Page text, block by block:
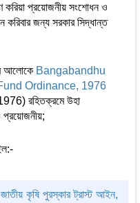
করিয়া প্রয়োজনীয় সংশোধন ও
করিবার জন্য সরকার সিদ্ধান্ত
আলোকে Bangabandhu
Ordinance, 1976
রহিতক্রমে উহা
প্রয়োজনীয়;
জাতীয় কৃষি পুরস্কার ট্রাস্ট আইন,